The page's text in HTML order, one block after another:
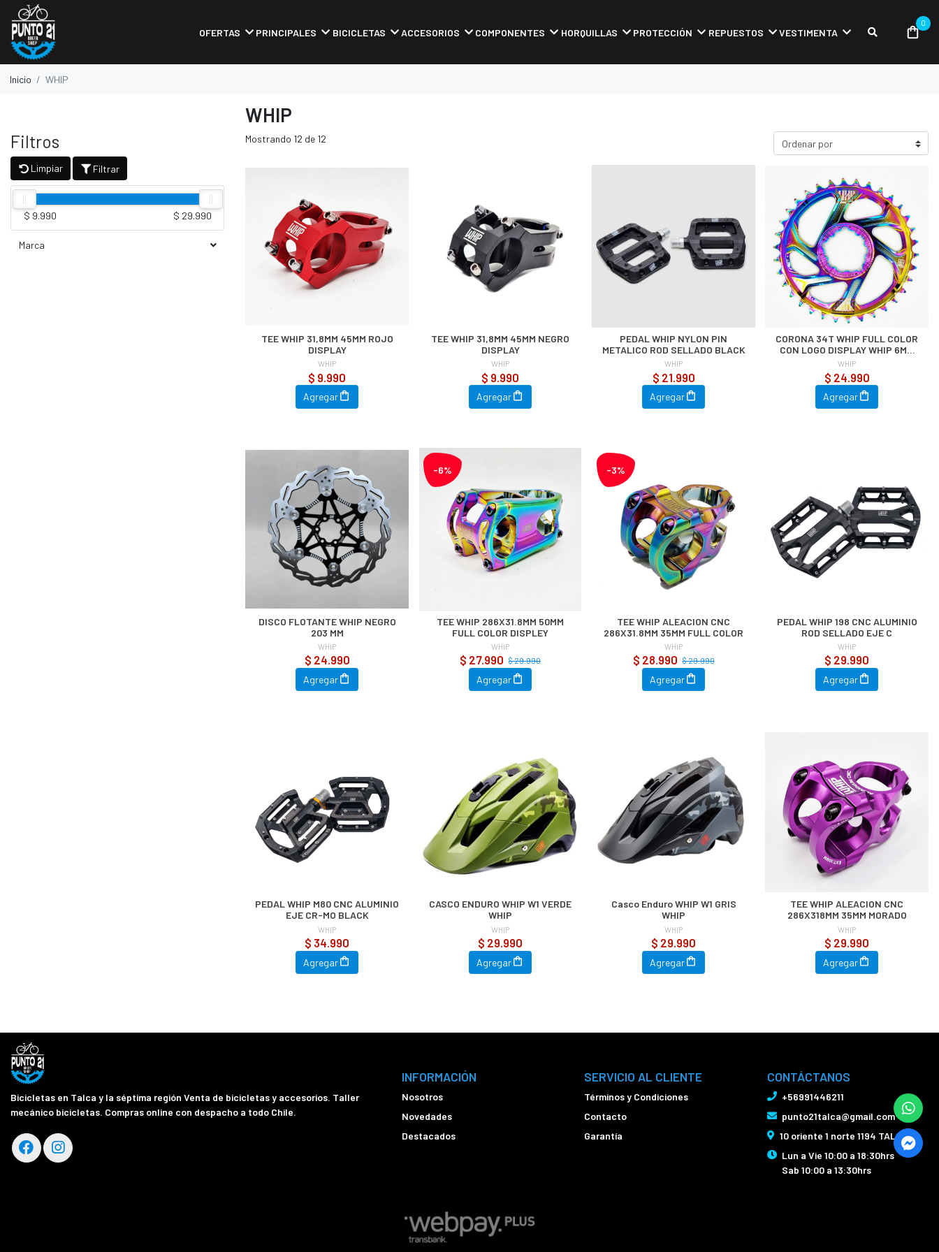
OFERTAS PRINCIPALES BICICLETAS ACCESORIOS COMPONENTES HORQUILLAS PROTECCIÓN REPUESTOS VESTIMENTA
0
Inicio WHIP
WHIP
Filtros
Limpiar Filtrar
$ 9.990 $ 29.990
Marca
Mostrando 12 de 12
TEE WHIP 31,8MM 45MM ROJO
DISPLAY
WHIP
$ 9.990
Agregar
TEE WHIP 31,8MM 45MM NEGRO
DISPLAY
WHIP
$ 9.990
Agregar
PEDAL WHIP NYLON PIN
METALICO ROD SELLADO BLACK
WHIP
$ 21.990
Agregar
CORONA 34T WHIP FULL COLOR
CON LOGO DISPLAY WHIP 6MM
Offset
WHIP
$ 24.990
Agregar
DISCO FLOTANTE WHIP NEGRO
203 MM
WHIP
$ 24.990
Agregar
-6%
TEE WHIP 286X31.8MM 50MM
FULL COLOR DISPLEY
WHIP
$ 29.990
$ 27.990
Agregar
-3%
TEE WHIP ALEACION CNC
286X31.8MM 35MM FULL COLOR
WHIP
$ 29.990
$ 28.990
Agregar
PEDAL WHIP 198 CNC ALUMINIO
ROD SELLADO EJE C
WHIP
$ 29.990
Agregar
PEDAL WHIP M80 CNC ALUMINIO
EJE CR-MO BLACK
WHIP
$ 34.990
Agregar
CASCO ENDURO WHIP W1 VERDE
WHIP
WHIP
$ 29.990
Agregar
Casco Enduro WHIP W1 GRIS
WHIP
WHIP
$ 29.990
Agregar
TEE WHIP ALEACION CNC
286X318MM 35MM MORADO
WHIP
$ 29.990
Agregar
Bicicletas en Talca y la séptima región Venta de bicicletas y accesorios. Taller
mecánico bicicletas. Compras online con despacho a todo Chile.
INFORMACIÓN
Nosotros
Novedades
Destacados
SERVICIO AL CLIENTE
Términos y Condiciones
Contacto
Garantía
CONTÁCTANOS
+56991446211
punto21talca@gmail.com
10 oriente 1 norte 1194 TALCA
Lun a Vie 10:00 a 18:30hrs
Sab 10:00 a 13:30hrs